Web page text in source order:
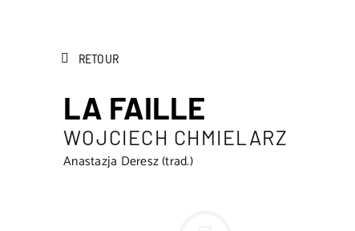
RETOUR
LA FAILLE
WOJCIECH CHMIELARZ
Anastazja Deresz (trad.)